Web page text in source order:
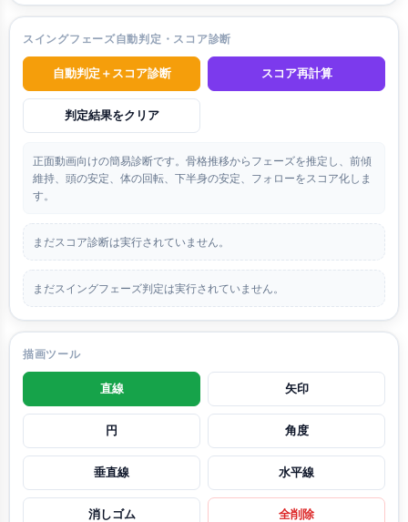
スイングフェーズ自動判定・スコア診断
自動判定＋スコア診断 スコア再計算
判定結果をクリア
正面動画向けの簡易診断です。骨格推移からフェーズを推定し、前傾
維持、頭の安定、体の回転、下半身の安定、フォローをスコア化しま
す。
まだスコア診断は実行されていません。
まだスイングフェーズ判定は実行されていません。
描画ツール
直線 矢印
円 角度
垂直線 水平線
消しゴム 全削除